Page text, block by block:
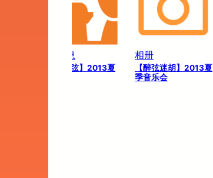
演出信息
【迷胡醉弦】2013夏
相册
【醉弦迷胡】2013夏
季音乐会